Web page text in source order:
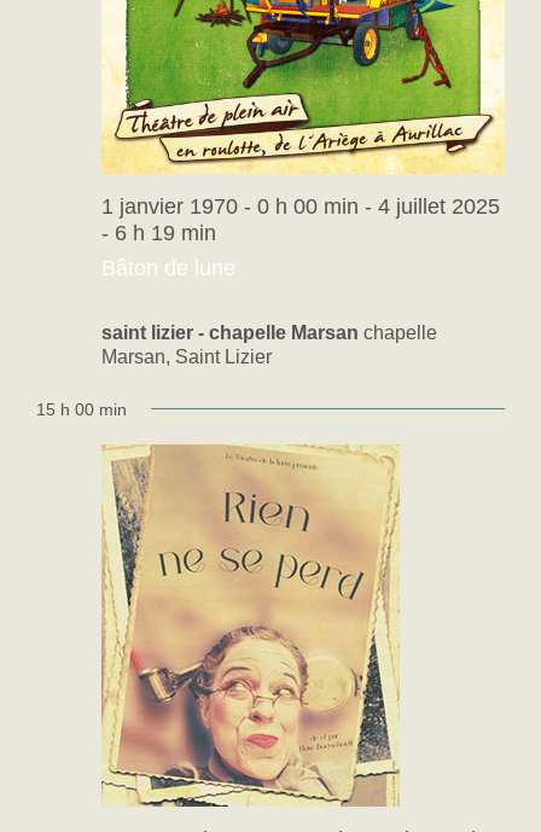
Bâton de lune
1 janvier 1970 - 0 h 00 min - 4 juillet 2025
- 6 h 19 min
saint lizier - chapelle Marsan chapelle
Marsan, Saint Lizier
15 h 00 min